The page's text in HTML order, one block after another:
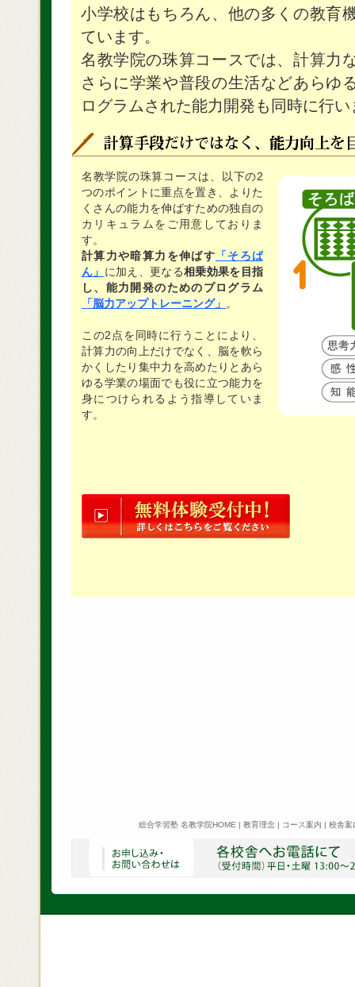
小学校はもちろん、他の多くの教育
ています。
名教学院の珠算コースでは、計算力
さらに学業や普段の生活などあらゆ
ログラムされた能力開発も同時に行い
名教学院の珠算コースは、以下の2
つのポイントに重点を置き、よりた
くさんの能力を伸ばすための独自の
カリキュラムをご用意しておりま
す。
計算力や暗算力を伸ばす 「そろば
ん」 に加え、更なる相乗効果を目指
し、能力開発のためのプログラム
「脳力アップトレーニング」 。
この2点を同時に行うことにより、
計算力の向上だけでなく、脳を軟ら
かくしたり集中力を高めたりとあら
ゆる学業の場面でも役に立つ能力を
身につけられるよう指導していま
す。
総合学習塾 名教学院HOME | 教育理念 | コース案内 | 校舎案